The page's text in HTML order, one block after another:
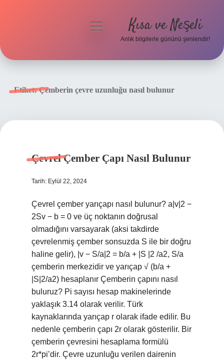
menüyü
Kısa ve Neşeli
Anlık bilgilerle gününü şenlendir!
Etiket:Çemberin çevre uzunluğu nasıl bulunur
Çevrel Çember Çapı Nasıl Bulunur
Tarih: Eylül 22, 2024
Çevrel çember yarıçapı nasıl bulunur? a|v|2 −
2Sv − b = 0 ve üç noktanın doğrusal
olmadığını varsayarak (aksi takdirde
çevrelenmiş çember sonsuzda S ile bir doğru
haline gelir), |v − S/a|2 = b/a + |S |2 /a2, S/a
çemberin merkezidir ve yarıçap √ (b/a +
|S|2/a2) hesaplanır Çemberin çapını nasıl
buluruz? Pi sayısı hesap makinelerinde
yaklaşık 3.14 olarak verilir. Türk
kaynaklarında yarıçap r olarak ifade edilir. Bu
nedenle çemberin çapı 2r olarak gösterilir. Bir
çemberin çevresini hesaplama formülü
2r*pi’dir. Çevre uzunluğu verilen dairenin